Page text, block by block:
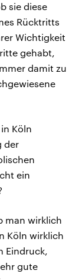
sie diese
Rücktritts
Wichtigkeit
gehabt,
damit zu
Köln
der
ein
man wirklich
Köln wirklich
Eindruck,
gute